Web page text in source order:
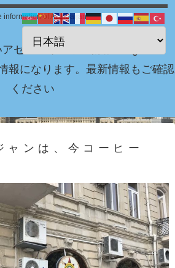
information of Azerbaijan
アゼルバイジャン情報 Blog！
報になります。最新情報もご確認
ください
ャンは、今コーヒー